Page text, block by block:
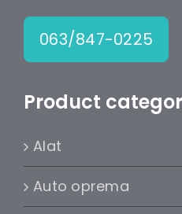
063/847-0225
Product
Alat
Auto oprema